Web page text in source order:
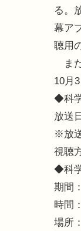
る。
幕ア
聴用
ま
10月
◆科
放送
※放
視聴
◆科
期間
時間
場所